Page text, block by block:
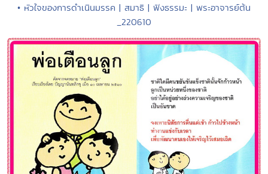
• หัวใจของการดำเนินมรรค | สมาธิ | ฟังธรรมะ | พระอาจารย์ต้น
_220610